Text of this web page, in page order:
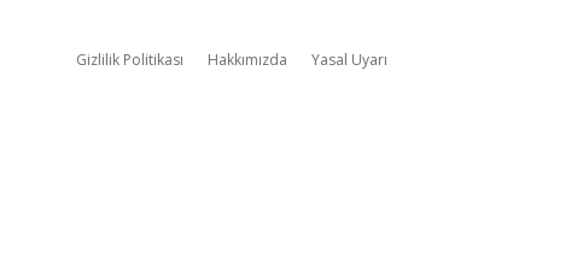
Gizlilik Politikası Hakkımızda Yasal Uyarı